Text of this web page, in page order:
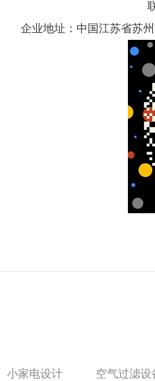
企业地址：中国江苏省苏
小家电设计 空气过滤设